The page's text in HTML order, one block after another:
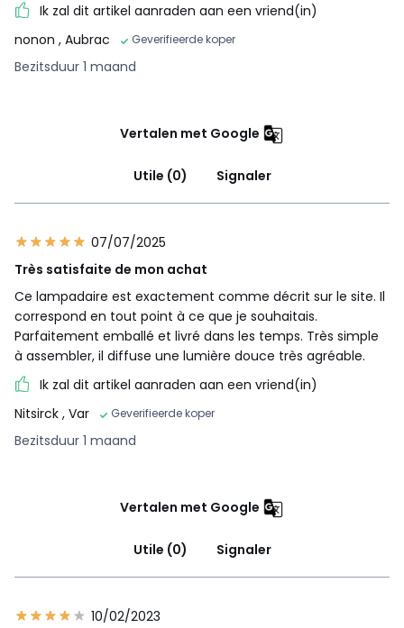
Ik zal dit artikel aanraden aan een vriend(in)
nonon , Aubrac Geverifieerde koper
Bezitsduur 1 maand
Vertalen met Google
Utile (0) Signaler
07/07/2025
Très satisfaite de mon achat
Ce lampadaire est exactement comme décrit sur le site. Il
correspond en tout point à ce que je souhaitais.
Parfaitement emballé et livré dans les temps. Très simple
à assembler, il diffuse une lumière douce très agréable.
Ik zal dit artikel aanraden aan een vriend(in)
Nitsirck , Var Geverifieerde koper
Bezitsduur 1 maand
Vertalen met Google
Utile (0) Signaler
10/02/2023